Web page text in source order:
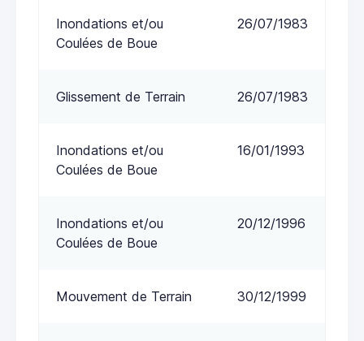
Inondations et/ou
Coulées de Boue
26/07/1983
Glissement de Terrain 26/07/1983
Inondations et/ou
Coulées de Boue
16/01/1993
Inondations et/ou
Coulées de Boue
20/12/1996
Mouvement de Terrain 30/12/1999